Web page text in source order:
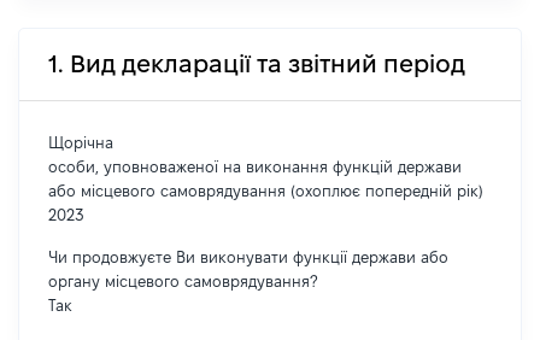
1. Вид декларації та звітний період
Щорічна
особи, уповноваженої на виконання функцій держави
або місцевого самоврядування (охоплює попередній рік)
2023
Чи продовжуєте Ви виконувати функції держави або
органу місцевого самоврядування?
Так